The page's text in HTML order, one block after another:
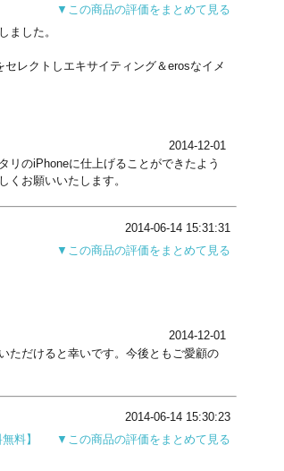
▼この商品の評価をまとめて見る
ました。
レクトしエキサイティング＆erosなイメ
2014-12-01
リのiPhoneに仕上げることができたよう
お願いいたします。
2014-06-14 15:31:31
▼この商品の評価をまとめて見る
2014-12-01
ただけると幸いです。今後ともご愛顧の
2014-06-14 15:30:23
料】
▼この商品の評価をまとめて見る